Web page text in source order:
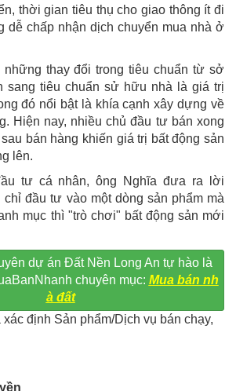
thời gian tiêu thụ cho giao thông ít đi
dễ chấp nhận dịch chuyển mua nhà ở
thay đổi trong tiêu chuẩn từ sở
sang tiêu chuẩn sử hữu nhà là giá trị
đó nổi bật là khía cạnh xây dựng về
Hiện nay, nhiều chủ đầu tư bán xong
bán hàng khiến giá trị bất động sản
lên.
tư cá nhân, ông Nghĩa đưa ra lời
chỉ đầu tư vào một dòng sản phẩm mà
mục thì "trò chơi" bất động sản mới
dự án Đất Nền Long An tự hào là
chuyên mục: Mua bán nh
à đất
định Sản phẩm/Dịch vụ bán chạy,